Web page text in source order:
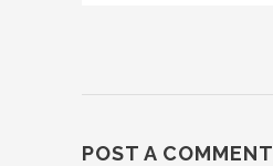
POST A COMMENT